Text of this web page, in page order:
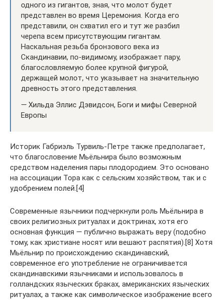
одного из гигантов, зная, что молот будет
представлен во время Церемония. Когда его
представили, он схватил его и тут же разбил
черепа всем присутствующим гигантам.
Наскальная резьба бронзового века из
Скандинавии, по-видимому, изображает пару,
благословляемую более крупной фигурой,
держащей молот, что указывает на значительную
древность этого представления.
— Хильда Эллис Дэвидсон, Боги и мифы Северной
Европы
Историк Габриэль Турвиль-Петре также предполагает,
что благословение Мьёльнира было возможным
средством наделения пары плодородием. Это основано
на ассоциации Тора как с сельским хозяйством, так и с
удобрением полей.[4]
Современные язычники подчеркнули роль Мьёльнира в
своих религиозных ритуалах и доктринах, хотя его
основная функция — публично выражать веру (подобно
тому, как христиане носят или вешают распятия).[8] Хотя
Мьёльнир по происхождению скандинавский,
современное его употребление не ограничивается
скандинавскими язычниками и использовалось в
голландских языческих браках, американских языческих
ритуалах, а также как символическое изображение всего